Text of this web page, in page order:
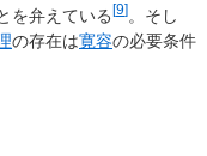
を弁えている [9] 。そし
の存在は寛容の必要条件